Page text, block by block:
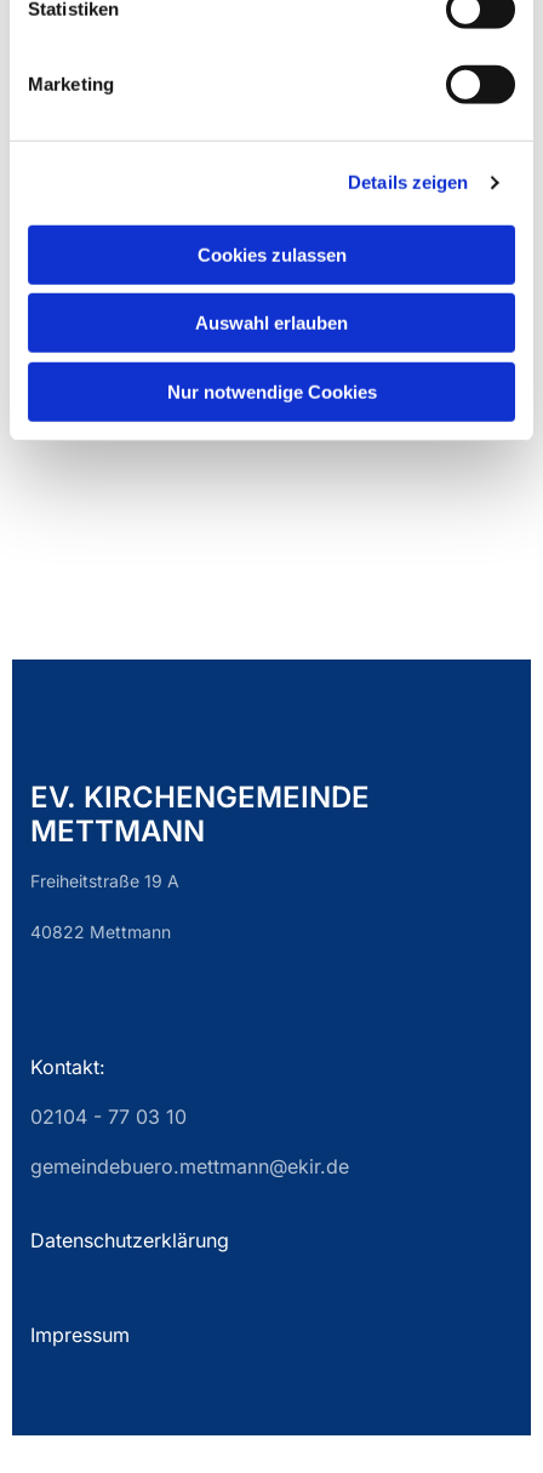
Statistiken
Marketing
Details zeigen
Cookies zulassen
Auswahl erlauben
Nur notwendige Cookies
EV. KIRCHENGEMEINDE
METTMANN
Freiheitstraße 19 A
40822 Mettmann
Kontakt:
02104 - 77 03 10
gemeindebuero.mettmann@ekir.de
Datenschutzerklärung
Impressum